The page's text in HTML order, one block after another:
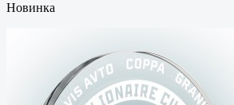
Новинка